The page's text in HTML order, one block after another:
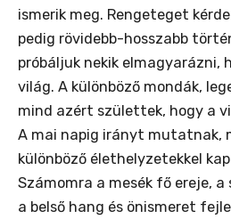
ismerik meg. Rengeteget
pedig rövidebb-hosszabb
próbáljuk nekik elmagyarázni,
világ. A különböző mondák,
mind azért születtek, hogy a
A mai napig irányt mutatnak,
különböző élethelyzetekkel
Számomra a mesék fő ereje, a
a belső hang és önismeret